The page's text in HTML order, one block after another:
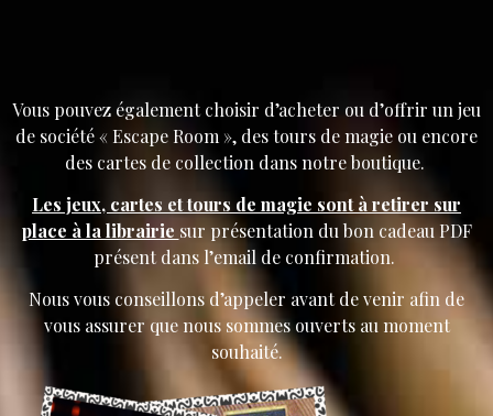
Vous pouvez également choisir d’acheter ou d’offrir un jeu
de société « Escape Room », des tours de magie ou encore
des cartes de collection dans notre boutique.
Les jeux, cartes et tours de magie sont à retirer sur
place à la librairie sur présentation du bon cadeau PDF
présent dans l’email de confirmation.
Nous vous conseillons d’appeler avant de venir afin de
vous assurer que nous sommes ouverts au moment
souhaité.